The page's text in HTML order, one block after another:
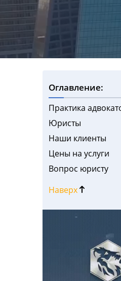
Оглавление:
Практика
Юристы
Наши клиенты
Цены на услуги
Вопрос юристу
Наверх